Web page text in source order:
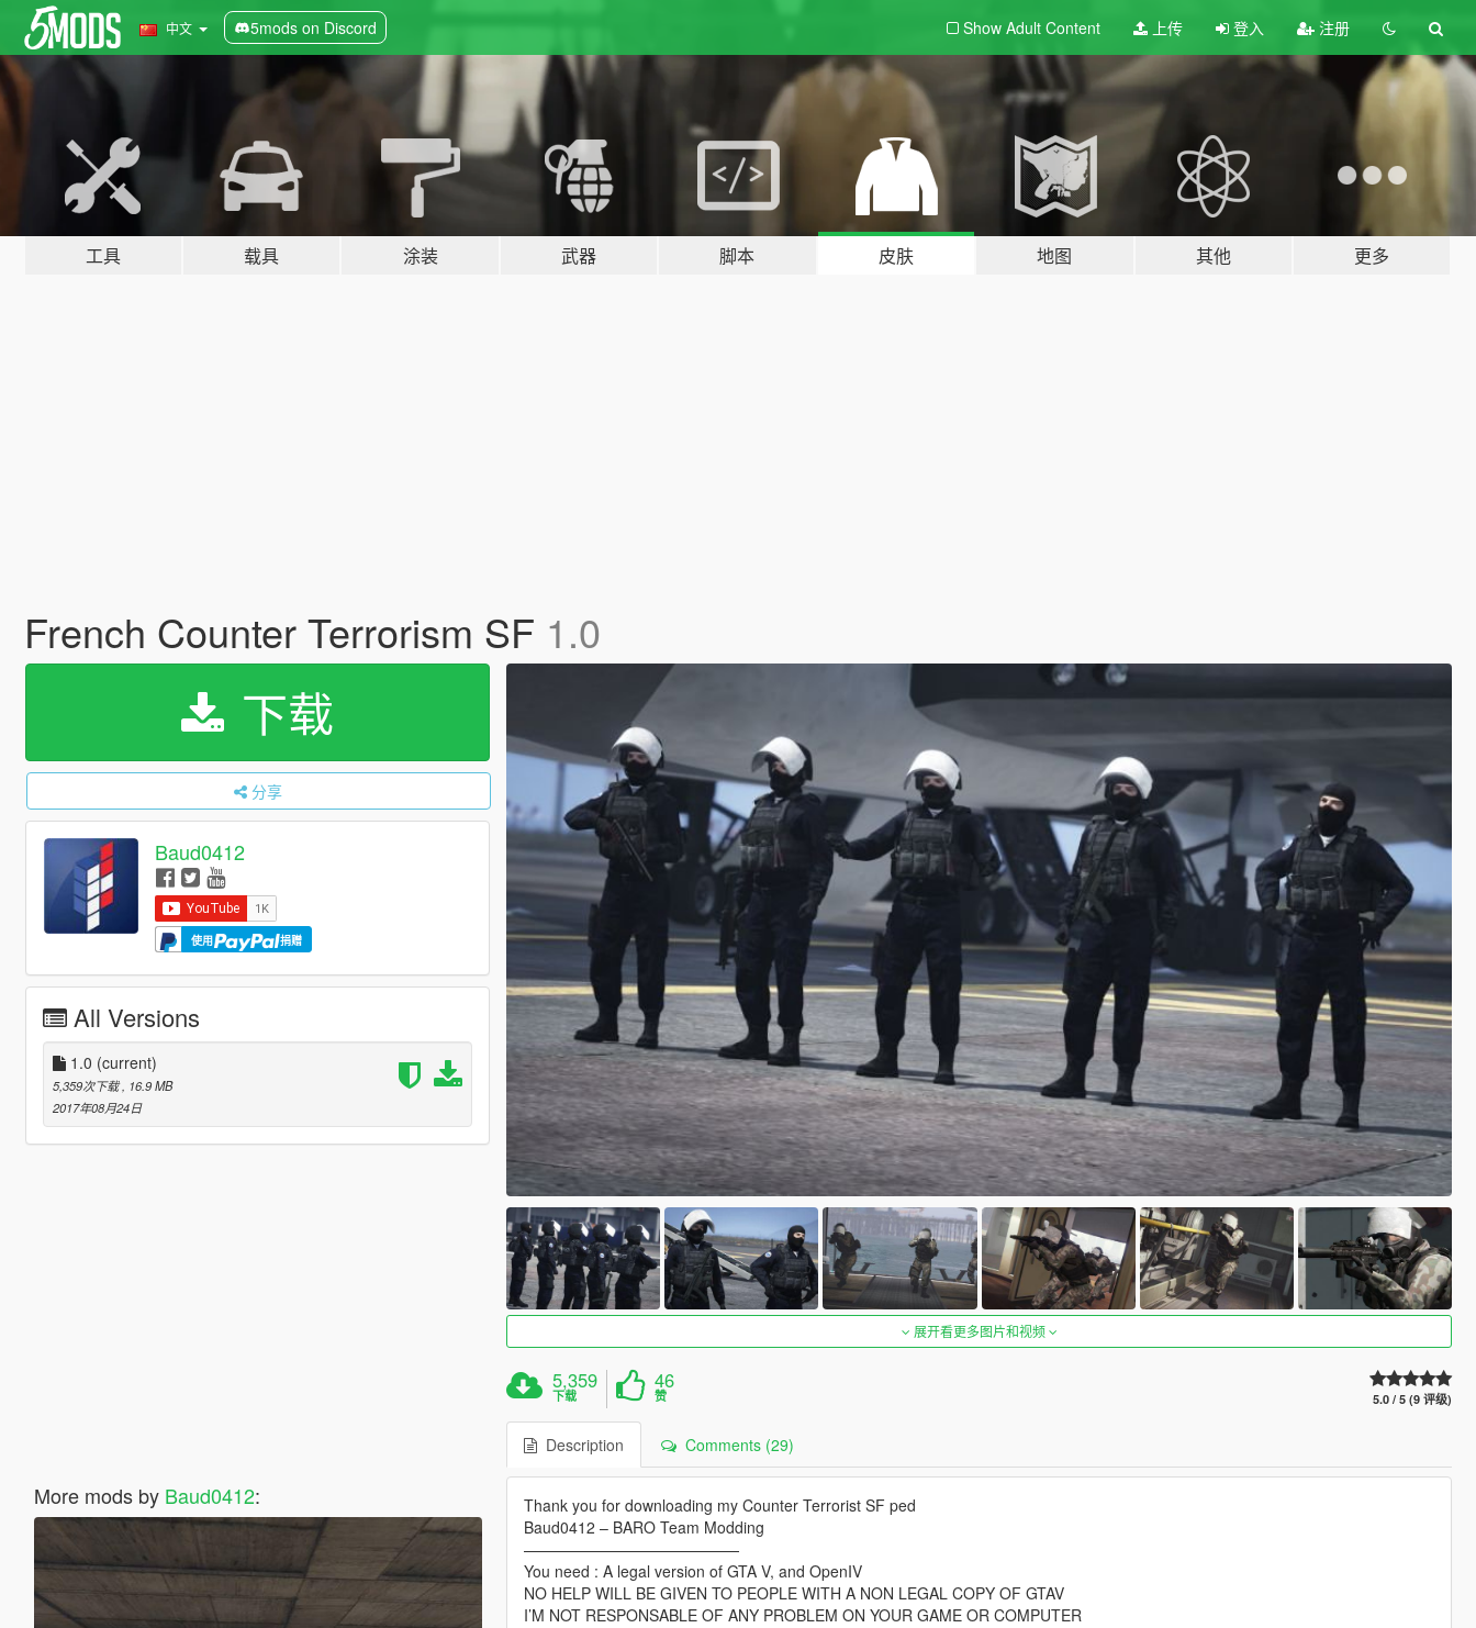
中文 5mods on Discord Show Adult Content 上传 登入 注册
工具 载具 涂装 武器 脚本 皮肤 地图 其他 更多
French Counter Terrorism SF 1.0
下载
分享
Baud0412
使用 捐赠
All Versions
1.0 (current)
5,359次下载, 16.9 MB
2017年08月24日
More mods by Baud0412:
展开看更多图片和视频
5,359
下载
46
赞 5.0 / 5 (9 评级)
Description Comments (29)
Thank you for downloading my Counter Terrorist SF ped
Baud0412 – BARO Team Modding
——————————————
You need : A legal version of GTA V, and OpenIV
NO HELP WILL BE GIVEN TO PEOPLE WITH A NON LEGAL COPY OF GTAV
I’M NOT RESPONSABLE OF ANY PROBLEM ON YOUR GAME OR COMPUTER